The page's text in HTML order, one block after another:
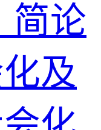
简论
及